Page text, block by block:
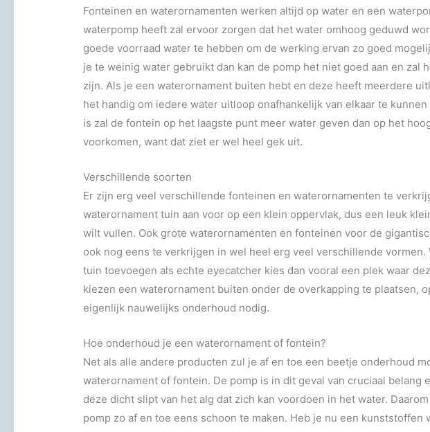
Fonteinen en waterornamenten werken altijd op water en een
waterpomp heeft zal ervoor zorgen dat het water omhoog geduwd
goede voorraad water te hebben om de werking ervan zo goed
je te weinig water gebruikt dan kan de pomp het niet goed aan en zal
zijn. Als je een waterornament buiten hebt en deze heeft meerdere
het handig om iedere water uitloop onafhankelijk van elkaar te
is zal de fontein op het laagste punt meer water geven dan op het
voorkomen, want dat ziet er wel heel gek uit.
Verschillende soorten
Er zijn erg veel verschillende fonteinen en waterornamenten te
waterornament tuin aan voor op een klein oppervlak, dus een leuk
wilt vullen. Ook grote waterornamenten en fonteinen voor de
ook nog eens te verkrijgen in wel heel erg veel verschillende
tuin toevoegen als echte eyecatcher kies dan vooral een plek waar
kiezen een waterornament buiten onder de overkapping te plaatsen,
eigenlijk nauwelijks onderhoud nodig.
Hoe onderhoud je een waterornament of fontein?
Net als alle andere producten zul je af en toe een beetje onderhoud
waterornament of fontein. De pomp is in dit geval van cruciaal belang
deze dicht slipt van het alg dat zich kan voordoen in het water.
pomp zo af en toe eens schoon te maken. Heb je nu een kunststoffen